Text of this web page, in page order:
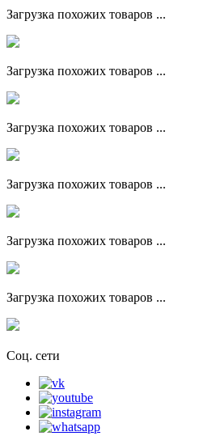
Загрузка похожих товаров ...
Загрузка похожих товаров ...
Загрузка похожих товаров ...
Загрузка похожих товаров ...
Загрузка похожих товаров ...
Загрузка похожих товаров ...
Соц. сети